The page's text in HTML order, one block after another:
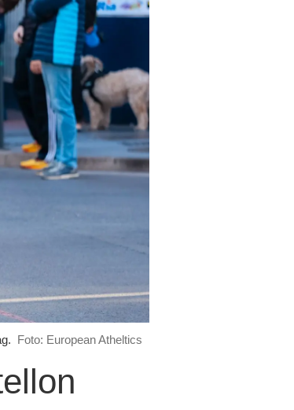
Foto: European Atheltics